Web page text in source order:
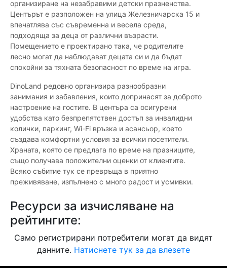
организиране на незабравими детски празненства.
Центърът е разположен на улица Железничарска 15 и
впечатлява със съвременна и весела среда,
подходяща за деца от различни възрасти.
Помещението е проектирано така, че родителите
лесно могат да наблюдават децата си и да бъдат
спокойни за тяхната безопасност по време на игра.
DinoLand редовно организира разнообразни
занимания и забавления, които допринасят за доброто
настроение на гостите. В центъра са осигурени
удобства като безпрепятствен достъп за инвалидни
колички, паркинг, Wi-Fi връзка и асансьор, което
създава комфортни условия за всички посетители.
Храната, която се предлага по време на празниците,
също получава положителни оценки от клиентите.
Всяко събитие тук се превръща в приятно
преживяване, изпълнено с много радост и усмивки.
Ресурси за изчисляване на
рейтингите:
Само регистрирани потребители могат да видят
данните. Натиснете тук за да влезете